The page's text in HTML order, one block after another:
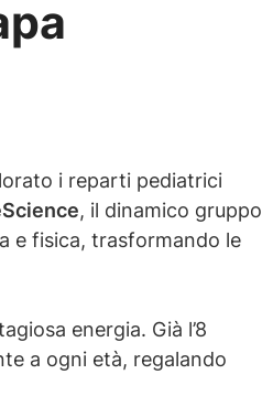
i reparti pediatrici
, il dinamico gruppo
e fisica, trasformando le
energia. Già l’8
a ogni età, regalando